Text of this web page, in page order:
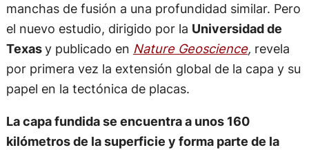
manchas de fusión a una profundidad similar. Pero
el nuevo estudio, dirigido por la Universidad de
Texasy publicado en Nature Geoscience, revela
por primera vez la extensión global de la capa y su
papel en la tectónica de placas.
La capa fundida se encuentra a unos 160
kilómetros de la superficie y forma parte de la